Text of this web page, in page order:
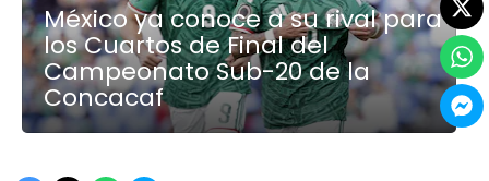
México ya conoce a su rival para
los Cuartos de Final del
Campeonato Sub-20 de la
Concacaf